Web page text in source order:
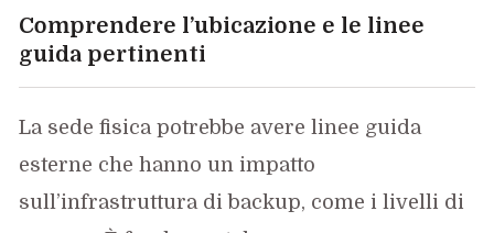
Comprendere l’ubicazione e le linee
guida pertinenti
La sede fisica potrebbe avere linee guida
esterne che hanno un impatto
sull’infrastruttura di backup, come i livelli di